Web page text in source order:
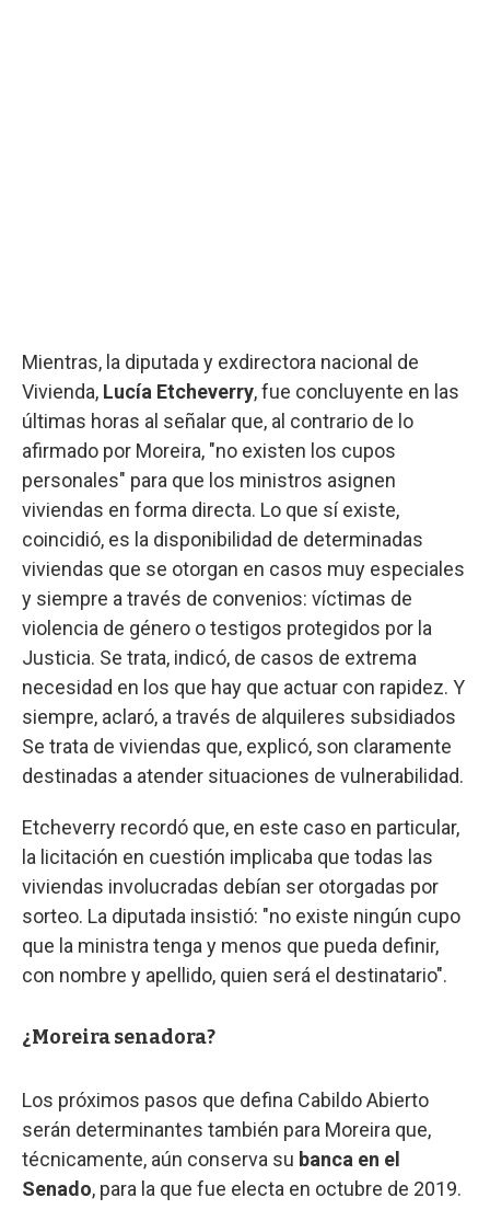
Mientras, la diputada y exdirectora nacional de
Vivienda, Lucía Etcheverry, fue concluyente en las
últimas horas al señalar que, al contrario de lo
afirmado por Moreira, "no existen los cupos
personales" para que los ministros asignen
viviendas en forma directa. Lo que sí existe,
coincidió, es la disponibilidad de determinadas
viviendas que se otorgan en casos muy especiales
y siempre a través de convenios: víctimas de
violencia de género o testigos protegidos por la
Justicia. Se trata, indicó, de casos de extrema
necesidad en los que hay que actuar con rapidez. Y
siempre, aclaró, a través de alquileres subsidiados
Se trata de viviendas que, explicó, son claramente
destinadas a atender situaciones de vulnerabilidad.
Etcheverry recordó que, en este caso en particular,
la licitación en cuestión implicaba que todas las
viviendas involucradas debían ser otorgadas por
sorteo. La diputada insistió: "no existe ningún cupo
que la ministra tenga y menos que pueda definir,
con nombre y apellido, quien será el destinatario".
¿Moreira senadora?
Los próximos pasos que defina Cabildo Abierto
serán determinantes también para Moreira que,
técnicamente, aún conserva su banca en el
Senado, para la que fue electa en octubre de 2019.